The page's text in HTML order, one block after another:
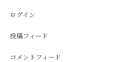
ログイン
投稿フィード
コメントフィード